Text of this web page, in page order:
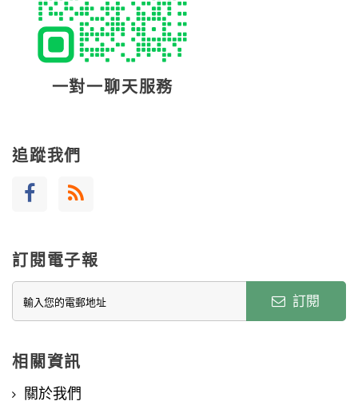
一對一聊天服務
追蹤我們
訂閱電子報
訂閱
相關資訊
關於我們